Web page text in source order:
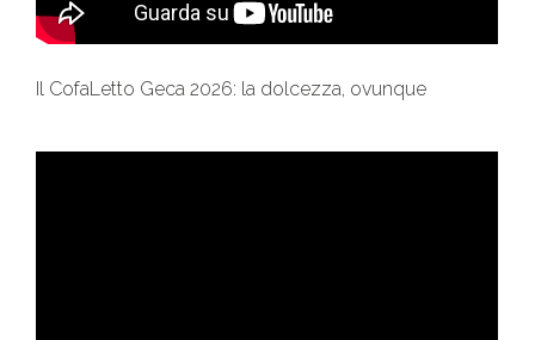
Il CofaLetto Geca 2026: la dolcezza, ovunque